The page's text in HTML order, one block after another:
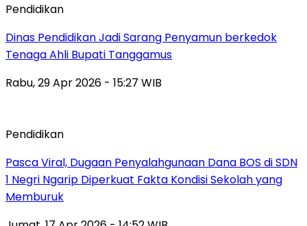
Pendidikan
Dinas Pendidikan Jadi Sarang Penyamun berkedok
Tenaga Ahli Bupati Tanggamus
Rabu, 29 Apr 2026 - 15:27 WIB
Pendidikan
Pasca Viral, Dugaan Penyalahgunaan Dana BOS di SDN
1 Negri Ngarip Diperkuat Fakta Kondisi Sekolah yang
Memburuk